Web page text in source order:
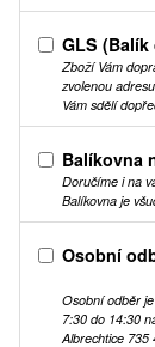
GLS
Zboží Vám
zvolenou
Vám sdělí
Balíkovna
Doručíme i na
Balíkovna je
Osobní
Osobní odběr
7:30 do 14:30
Albrechtice 735